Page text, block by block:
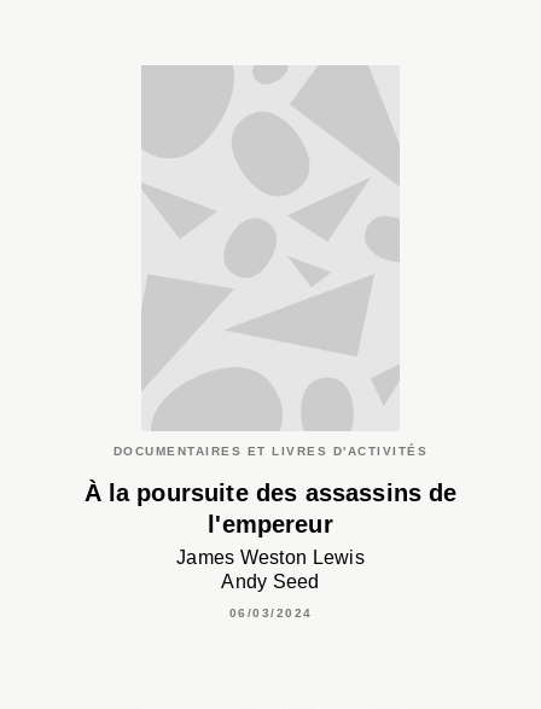
DOCUMENTAIRES ET LIVRES D'ACTIVITÉS
À la poursuite des assassins de
l'empereur
James Weston Lewis
Andy Seed
06/03/2024